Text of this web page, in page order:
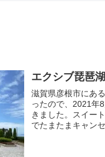
エクシブ琵琶湖
滋賀県彦根市にあ
ったので、2021年
きました。スイー
でたまたまキャン